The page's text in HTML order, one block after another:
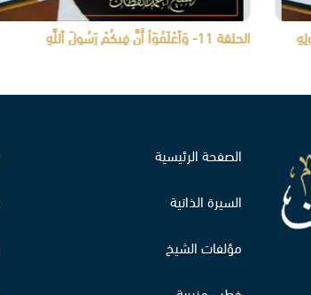
الحلقة 11- وَٱعْلَمُوٓاْ أَنَّ فِيكُمْ رَسُولَ ٱللَّهِ
الصفحة الرئيسية
السيرة الذاتية
مؤلفات الشيخ